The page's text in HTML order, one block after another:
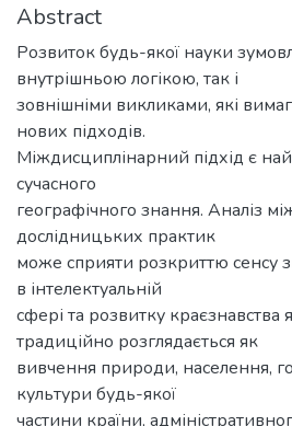
Abstract
Розвиток будь-якої науки
внутрішньою логікою, так і
зовнішніми викликами, які
нових підходів.
Міждисциплінарний підхід є
сучасного
географічного знання. Аналіз
дослідницьких практик
може сприяти розкриттю сенсу
в інтелектуальній
сфері та розвитку краєзнавства
традиційно розглядається як
вивчення природи, населення,
культури будь-якої
частини країни,